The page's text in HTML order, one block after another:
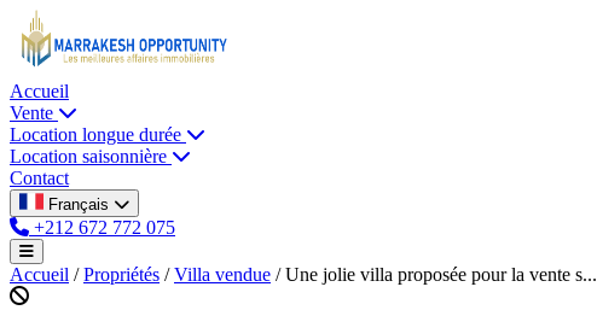
Accueil
Vente
Location longue durée
Location saisonnière
Contact
Français
+212 672 772 075
Accueil / Propriétés / Villa vendue / Une jolie villa proposée pour la vente s...